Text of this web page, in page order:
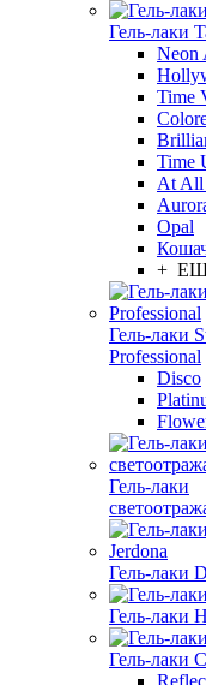
Гель-лаки
Neon
Time
Time
At All
Opal
+
Гель-лаки
Professional
Disco
Гель-лаки
Гель-лаки
Гель-лаки
Гель-лаки